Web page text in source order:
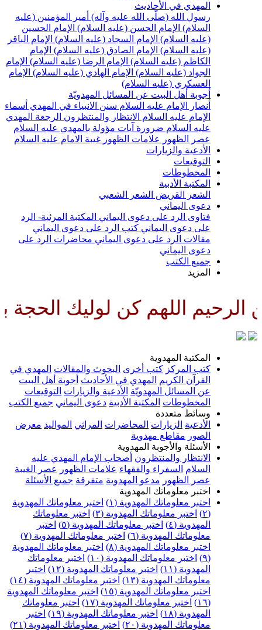
في الأحاديث
الله (صلّى الله عليه وآله) أمير المؤمنين (عليه
الإمام الحسن (عليه السلام) الإمام الحسين
الإمام السجاد (عليه السلام) الإمام الباقر
الإمام الصادق (عليه السلام) الإمام
(عليه السلام) الإمام الرضا (عليه السلام) الإمام
(عليه السلام) الإمام الهادي (عليه السلام) الإمام
(عليه السلام)
أهل البيت عن المسائل المهدويّة
الإمام عليه السلامسنن الانبياء في المهديأسماء
عليه السلامالانتظار والمنتظرونالرجعةالمهدي
السلام ضرورة آيات مؤولة بالمهدي عليه السلام
علامات الظهورغيبة الامام عليه السلام
والزيارات
الأدبية
الشعر الشعبي
اليماني
الرد على دعوى اليماني المكتبة المرئية- الرد
دعوى اليماني كتب الرد على دعوى اليماني
الرد على دعوى اليماني محاضرات الرد على
كن لوليك الحجة بن الحسن
المهدوية
كتب أخرى البحوث والمقالات المهدي في
المهدي في الأحاديث أجوبة أهل البيت
المسائل المهدويّة الأدعية والزيارات التوقيعات
المكتبة الأدبية دعوى اليماني جميع الكتب
متعددة
الزيارات المحاضرات المراثي المواليد معرض
مقاطع مهدوية
والأجوبة المهدوية
والمنتظرون أصحاب الإمام المهدي عليه
السفراء والفقهاء علامات الظهور عصر الغيبة
مدعو المهدوية متفرقة جميع الأسئلة
معلوماتك المهدوية
معلوماتك المهدوية (١)
اختبر معلوماتك المهدوية
اختبر معلوماتك المهدوية (٣)
اختبر معلوماتك
اختبر معلوماتك المهدوية (٥)
اختبر
المهدوية (٦)
اختبر معلوماتك المهدوية (٧)
معلوماتك المهدوية (٨)
اختبر معلوماتك المهدوية
اختبر معلوماتك المهدوية (١٠)
اختبر معلوماتك
اختبر معلوماتك المهدوية (١٢)
اختبر
المهدوية (١٣)
اختبر معلوماتك المهدوية (١٤)
معلوماتك المهدوية (١٥)
اختبر معلوماتك المهدوية
اختبر معلوماتك المهدوية (١٧)
اختبر معلوماتك
اختبر معلوماتك المهدوية (١٩)
اختبر
المهدوية (٢٠)
اختبر معلوماتك المهدوية (٢١)